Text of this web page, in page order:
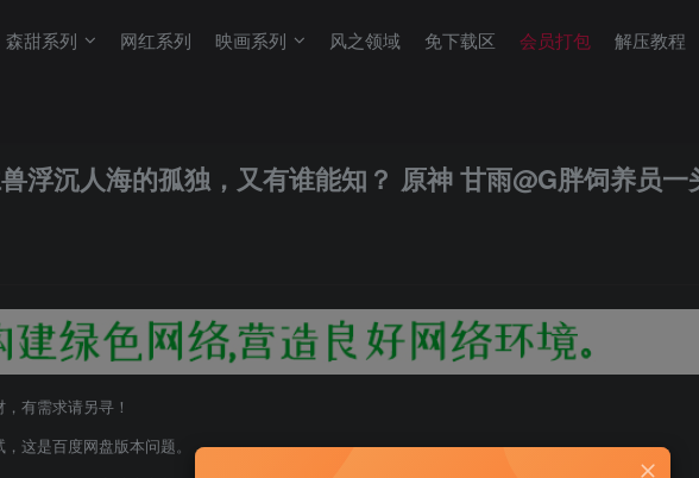
森甜系列 网红系列 映画系列 风之领域 免下载区 会员打包 解压教程
浮沉人海的孤独，又有谁能知？ 原神 甘雨@G胖饲养员一
有需求请另寻！
这是百度网盘版本问题。